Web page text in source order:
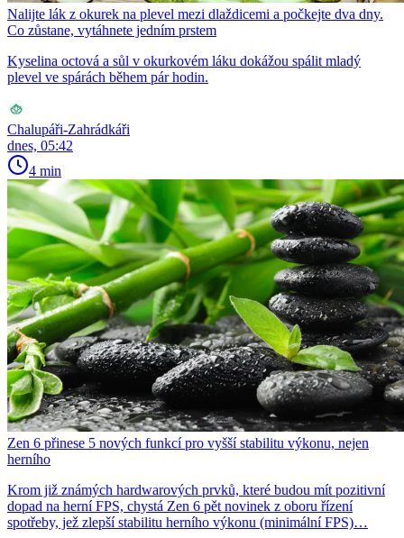
Nalijte lák z okurek na plevel mezi dlaždicemi a počkejte dva dny.
Co zůstane, vytáhnete jedním prstem
Kyselina octová a sůl v okurkovém láku dokážou spálit mladý
plevel ve spárách během pár hodin.
Chalupáři-Zahrádkáři
dnes, 05:42
4 min
Zen 6 přinese 5 nových funkcí pro vyšší stabilitu výkonu, nejen
herního
Krom již známých hardwarových prvků, které budou mít pozitivní
dopad na herní FPS, chystá Zen 6 pět novinek z oboru řízení
spotřeby, jež zlepší stabilitu herního výkonu (minimální FPS)…